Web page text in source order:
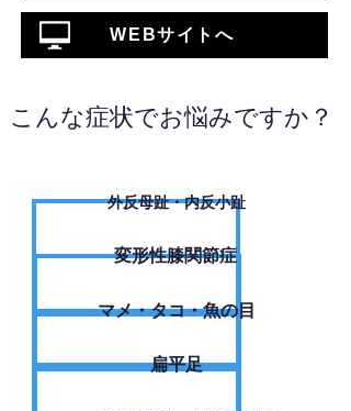
WEBサイトへ
こんな症状でお悩みですか？
外反母趾・内反小趾
変形性膝関節症
​マメ・タコ・魚の目
扁平足